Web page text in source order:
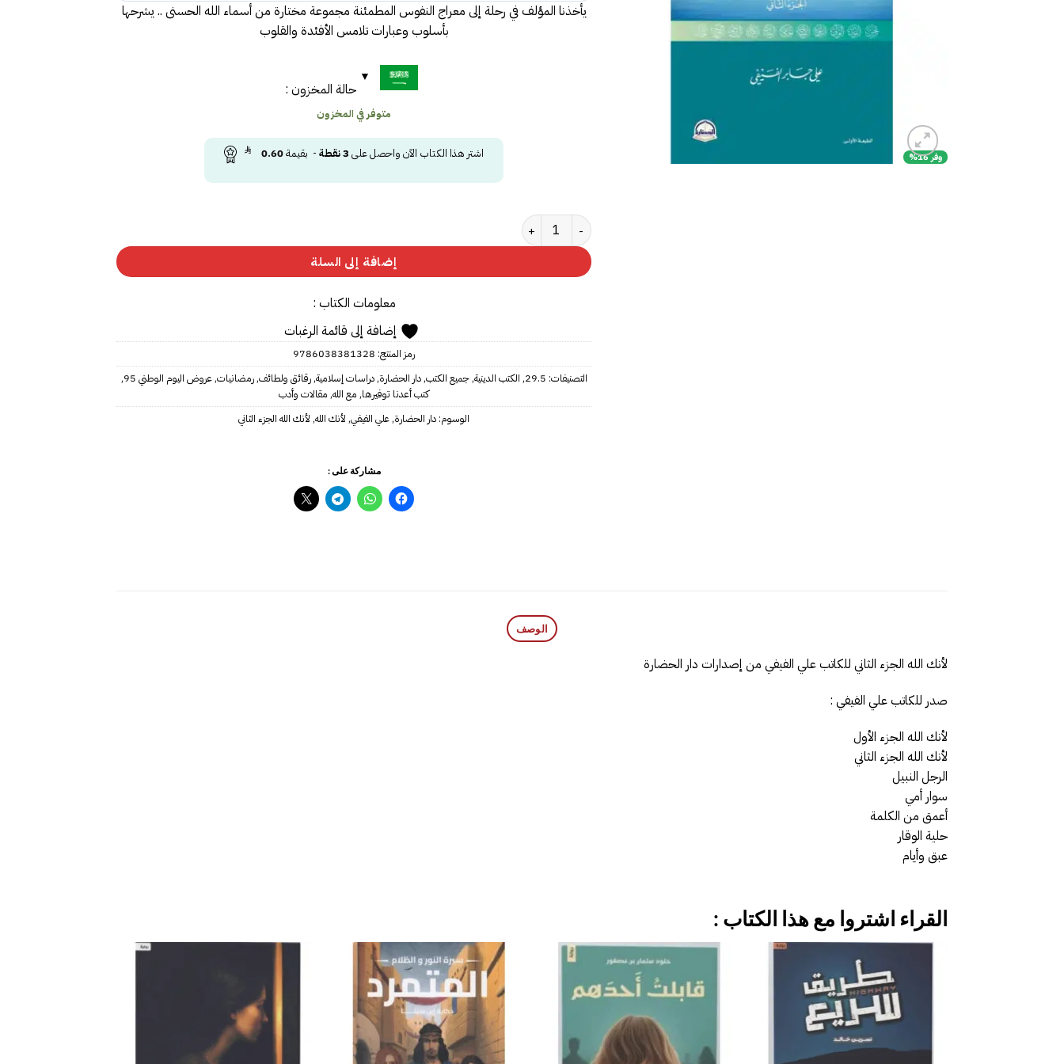
وفر 16%
يأخذنا المؤلف في رحلة إلى معراج النفوس المطمئنة مجموعة مختارة من أسماء الله الحسنى .. يشرحها
بأسلوب وعبارات تلامس الأفئدة والقلوب
حالة المخزون :
متوفر في المخزون
اشتر هذا الكتاب الآن واحصل على 3نقطة- بقيمة0.60
كمية لأنك الله الجزء الثاني
إضافة إلى السلة
معلومات الكتاب :
إضافة إلى قائمة الرغبات
رمز المنتج: 9786038381328
التصنيفات: 29.5
, الكتب الدينية,جميع الكتب,دار الحضارة,دراسات إسلامية,رقائق ولطائف,رمضانيات,عروض اليوم الوطني 95
,
كتب أعدنا توفيرها, مع الله, مقالات وأدب
الوسوم: دار الحضارة,علي الفيفي, لأنك الله, لأنك الله الجزء الثاني
مشاركة على :
الوصف
لأنك الله الجزء الثاني للكاتب علي الفيفي من إصدارات دار الحضارة
صدر للكاتب علي الفيفي :
لأنك الله الجزء الأول
لأنك الله الجزء الثاني
الرجل النبيل
سوار أمي
أعمق من الكلمة
حلية الوقار
عبق وأيام
القراء اشتروا مع هذا الكتاب :
الرغبات